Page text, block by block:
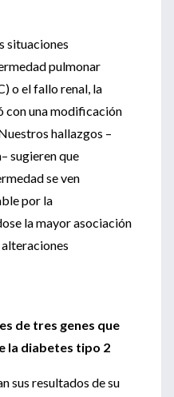
situaciones
pulmonar
o el fallo renal, la
con una modificación
hallazgos –
sugieren que
se ven
por la
la mayor asociación
de tres genes que
la diabetes tipo 2
sus resultados de su